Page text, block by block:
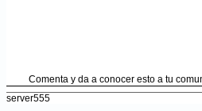
Comenta y da a conocer esto a tu
server555